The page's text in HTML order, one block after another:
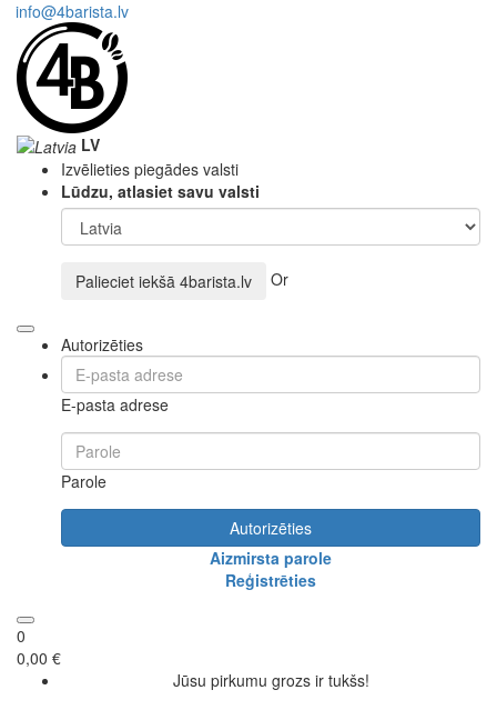
info@4barista.lv
LV
Izvēlieties piegādes valsti
Lūdzu, atlasiet savu valsti
Palieciet iekšā 4barista.lv Or
Autorizēties
E-pasta adrese
Parole
Autorizēties
Aizmirsta parole
Reģistrēties
0
0,00 €
Jūsu pirkumu grozs ir tukšs!